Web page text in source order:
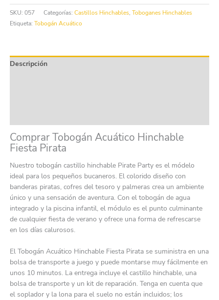
Hinchable
Fiesta
Pirata
SKU: 057 Categorías: Castillos Hinchables, Toboganes Hinchables
Etiqueta: Tobogán Acuático
Descripción
Comprar Tobogán Acuático Hinchable
Fiesta Pirata
Nuestro tobogán castillo hinchable Pirate Party es el módelo
ideal para los pequeños bucaneros. El colorido diseño con
banderas piratas, cofres del tesoro y palmeras crea un ambiente
único y una sensación de aventura. Con el tobogán de agua
integrado y la piscina infantil, el módulo es el punto culminante
de cualquier fiesta de verano y ofrece una forma de refrescarse
en los días calurosos.
El Tobogán Acuático Hinchable Fiesta Pirata se suministra en una
bolsa de transporte a juego y puede montarse muy fácilmente en
unos 10 minutos. La entrega incluye el castillo hinchable, una
bolsa de transporte y un kit de reparación. Tenga en cuenta que
el soplador y la lona para el suelo no están incluidos; los